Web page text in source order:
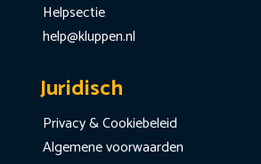
Helpsectie
help@kluppen.nl
Juridisch
Privacy & Cookiebeleid
Algemene voorwaarden